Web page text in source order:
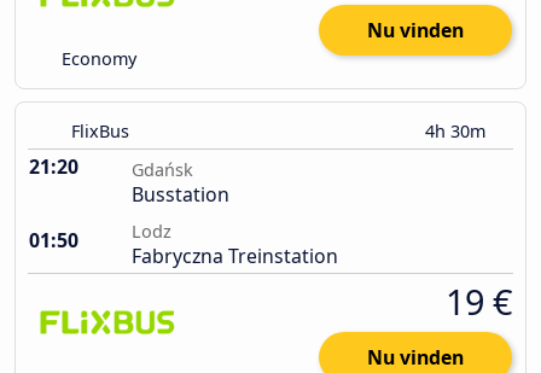
Economy
Nu vinden
FlixBus 4h 30m
21:20 Gdańsk
Busstation
01:50
Lodz
Fabryczna Treinstation
19 €
Nu vinden